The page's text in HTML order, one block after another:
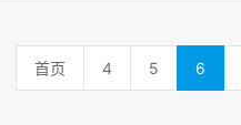
首页 4 5 6